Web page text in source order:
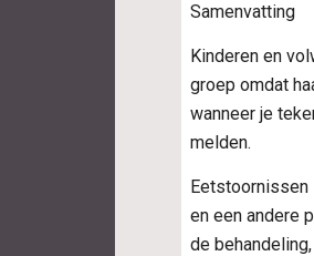
Samenvatting
Kinderen en
groep omdat
wanneer je
melden.
Eetstoornissen
en een andere
de